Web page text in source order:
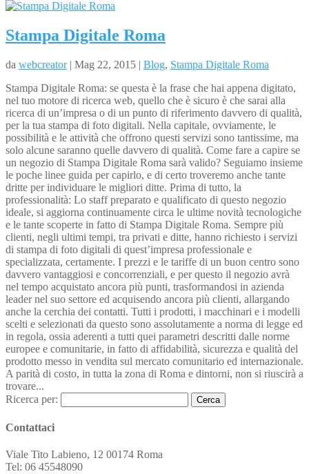
Stampa Digitale Roma
da webcreator| Mag 22, 2015 | Blog, Stampa Digitale Roma
Stampa Digitale Roma: se questa è la frase che hai appena digitato,
nel tuo motore di ricerca web, quello che è sicuro è che sarai alla
ricerca di un’impresa o di un punto di riferimento davvero di qualità,
per la tua stampa di foto digitali. Nella capitale, ovviamente, le
possibilità e le attività che offrono questi servizi sono tantissime, ma
solo alcune saranno quelle davvero di qualità. Come fare a capire se
un negozio di Stampa Digitale Roma sarà valido? Seguiamo insieme
le poche linee guida per capirlo, e di certo troveremo anche tante
dritte per individuare le migliori ditte. Prima di tutto, la
professionalità: Lo staff preparato e qualificato di questo negozio
ideale, si aggiorna continuamente circa le ultime novità tecnologiche
e le tante scoperte in fatto di Stampa Digitale Roma. Sempre più
clienti, negli ultimi tempi, tra privati e ditte, hanno richiesto i servizi
di stampa di foto digitali di quest’impresa professionale e
specializzata, certamente. I prezzi e le tariffe di un buon centro sono
davvero vantaggiosi e concorrenziali, e per questo il negozio avrà
nel tempo acquistato ancora più punti, trasformandosi in azienda
leader nel suo settore ed acquisendo ancora più clienti, allargando
anche la cerchia dei contatti. Tutti i prodotti, i macchinari e i modelli
scelti e selezionati da questo sono assolutamente a norma di legge ed
in regola, ossia aderenti a tutti quei parametri descritti dalle norme
europee e comunitarie, in fatto di affidabilità, sicurezza e qualità del
prodotto messo in vendita sul mercato comunitario ed internazionale.
A parità di costo, in tutta la zona di Roma e dintorni, non si riuscirà a
trovare...
Ricerca per:
Contattaci
Viale Tito Labieno, 12 00174 Roma
Tel: 06 45548090